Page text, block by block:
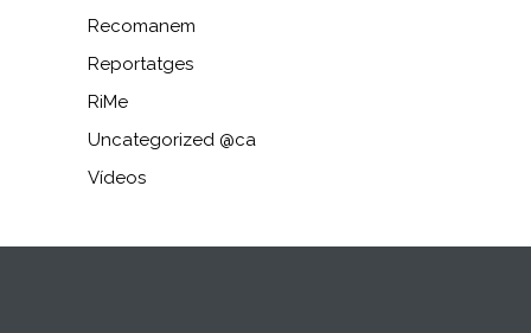
Recomanem
Reportatges
RiMe
Uncategorized @ca
Vídeos